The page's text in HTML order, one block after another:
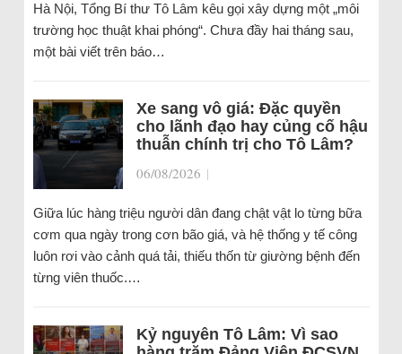
Hà Nội, Tổng Bí thư Tô Lâm kêu gọi xây dựng một „môi
trường học thuật khai phóng“. Chưa đầy hai tháng sau,
một bài viết trên báo…
Xe sang vô giá: Đặc quyền
cho lãnh đạo hay củng cố hậu
thuẫn chính trị cho Tô Lâm?
06/08/2026 |
Giữa lúc hàng triệu người dân đang chật vật lo từng bữa
cơm qua ngày trong cơn bão giá, và hệ thống y tế công
luôn rơi vào cảnh quá tải, thiếu thốn từ giường bệnh đến
từng viên thuốc.…
Kỷ nguyên Tô Lâm: Vì sao